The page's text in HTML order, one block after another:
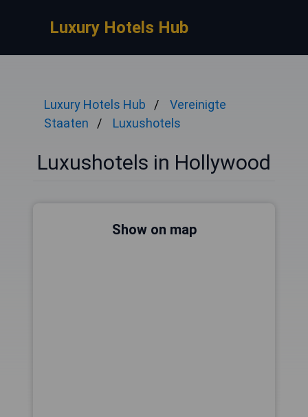
Luxury Hotels Hub
Luxury Hotels Hub
Vereinigte
Staaten
Luxushotels
Luxushotels in Hollywood
Show on map